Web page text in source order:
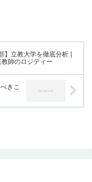
】立教大学を徹底分析 |
師のロジティー
きこ